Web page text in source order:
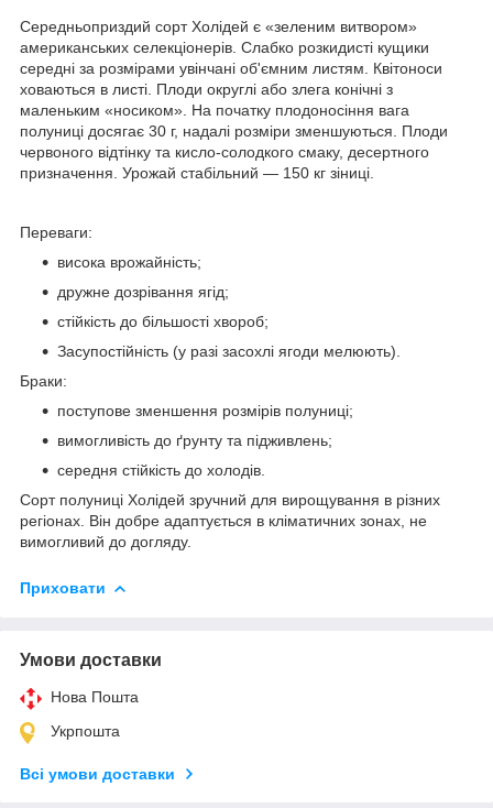
Середньоприздий сорт Холідей є «зеленим витвором»
американських селекціонерів. Слабко розкидисті кущики
середні за розмірами увінчані об'ємним листям. Квітоноси
ховаються в листі. Плоди округлі або злега конічні з
маленьким «носиком». На початку плодоносіння вага
полуниці досягає 30 г, надалі розміри зменшуються. Плоди
червоного відтінку та кисло-солодкого смаку, десертного
призначення. Урожай стабільний — 150 кг зіниці.
Переваги:
висока врожайність;
дружне дозрівання ягід;
стійкість до більшості хвороб;
Засупостійність (у разі засохлі ягоди мелюють).
Браки:
поступове зменшення розмірів полуниці;
вимогливість до ґрунту та підживлень;
середня стійкість до холодів.
Сорт полуниці Холідей зручний для вирощування в різних
регіонах. Він добре адаптується в кліматичних зонах, не
вимогливий до догляду.
Приховати
Умови доставки
Нова Пошта
Укрпошта
Всі умови доставки